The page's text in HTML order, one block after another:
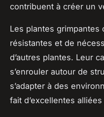
contribuent à créer un
Les plantes grimpantes
résistantes et de
d’autres plantes. Leur
s’enrouler autour de
s’adapter à des
fait d’excellentes